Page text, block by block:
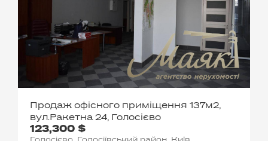
123,300 $
Продаж офісного приміщення 137м2,
вул.Ракетна 24, Голосієво